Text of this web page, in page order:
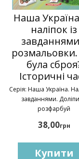
Наша
наліпок із
була
Історичні
Серія: Наша Україна.
завданнями.
розфарбуй
38,00грн
Купити